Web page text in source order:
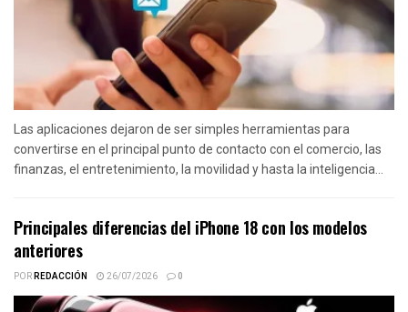
Las aplicaciones dejaron de ser simples herramientas para
convertirse en el principal punto de contacto con el comercio, las
finanzas, el entretenimiento, la movilidad y hasta la inteligencia...
Principales diferencias del iPhone 18 con los modelos
anteriores
PORREDACCIÓN 26/07/2026 0